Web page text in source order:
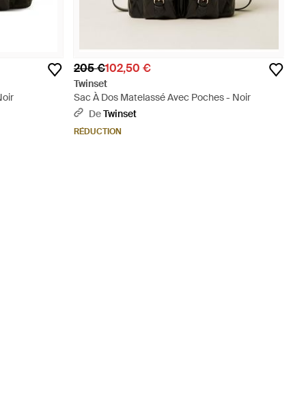
205 €102,50 €
Twinset
Sac À Dos Matelassé Avec Poches - Noir
DeTwinset
RÉDUCTION